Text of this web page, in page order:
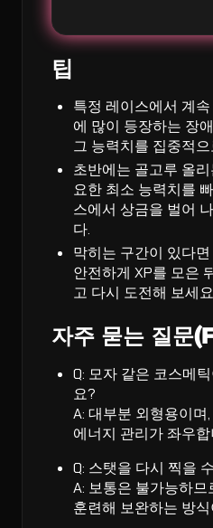
팁
특정 레이스에서 계
에 많이 등장하는 장
그 능력치를 집중적
초반에는 골고루 올
요한 최소 능력치를
스에서 상금을 벌어
다.
막히는 구간이 있다
안전하게 XP를 모은
고 다시 도전해 보세
자주 묻는 질문
Q: 모자 같은 코스메
요?
A: 대부분 외형용이
에너지 관리가 좌우합
Q: 스탯을 다시 찍을
A: 보통은 불가능하
훈련해 보완하는 방